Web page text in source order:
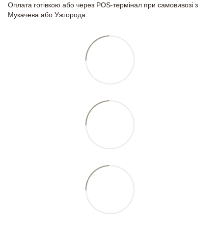
Оплата готівкою або через POS-термінал при самовивозі з
Мукачева або Ужгорода.